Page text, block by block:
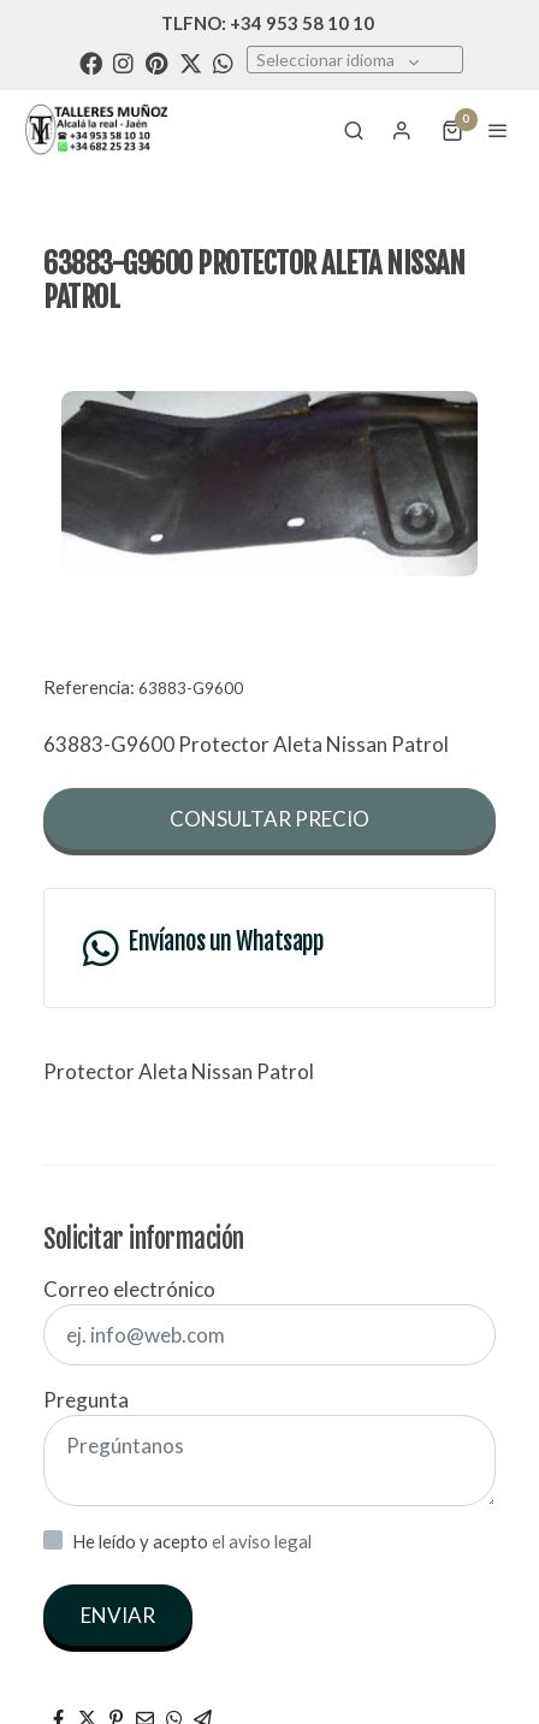
TLFNO: +34 953 58 10 10
Seleccionar idioma
0
63883-G9600 PROTECTOR ALETA NISSAN
PATROL
Referencia: 63883-G9600
63883-G9600 Protector Aleta Nissan Patrol
CONSULTAR PRECIO
Envíanos un Whatsapp
Protector Aleta Nissan Patrol
Solicitar información
Correo electrónico
Pregunta
He leído y acepto el aviso legal
ENVIAR